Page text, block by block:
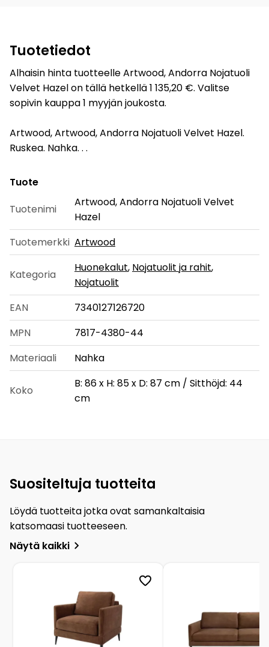
Tuotetiedot
Alhaisin hinta tuotteelle Artwood, Andorra Nojatuoli
Velvet Hazel on tällä hetkellä 1 135,20 €. Valitse
sopivin kauppa 1 myyjän joukosta.
Artwood, Artwood, Andorra Nojatuoli Velvet Hazel.
Ruskea. Nahka. . .
Tuote
Tuotenimi
Artwood, Andorra Nojatuoli Velvet
Hazel
Tuotemerkki Artwood
Kategoria
Huonekalut, Nojatuolit ja rahit,
Nojatuolit
EAN
7340127126720
MPN
7817-4380-44
Materiaali
Nahka
Koko
B: 86 x H: 85 x D: 87 cm / Sitthöjd: 44
cm
Suositeltuja tuotteita
Löydä tuotteita jotka ovat samankaltaisia
katsomaasi tuotteeseen.
Näytä kaikki